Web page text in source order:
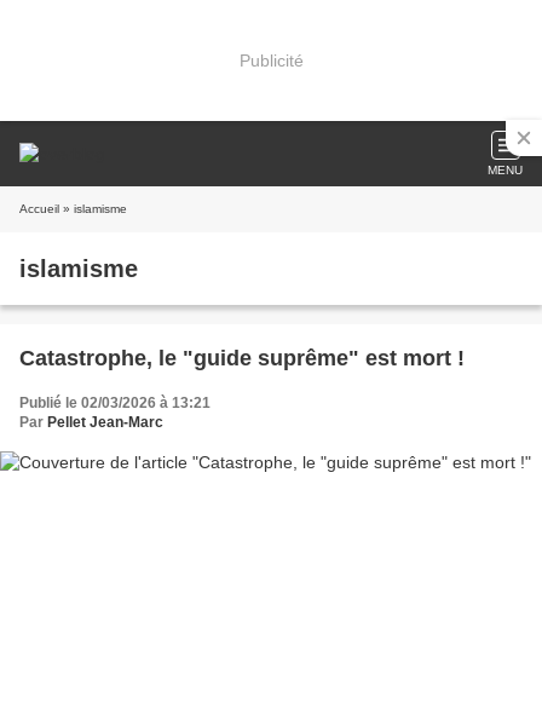
Publicité
MENU
Accueil » islamisme
islamisme
Catastrophe, le "guide suprême" est mort !
Publié le 02/03/2026 à 13:21
Par Pellet Jean-Marc